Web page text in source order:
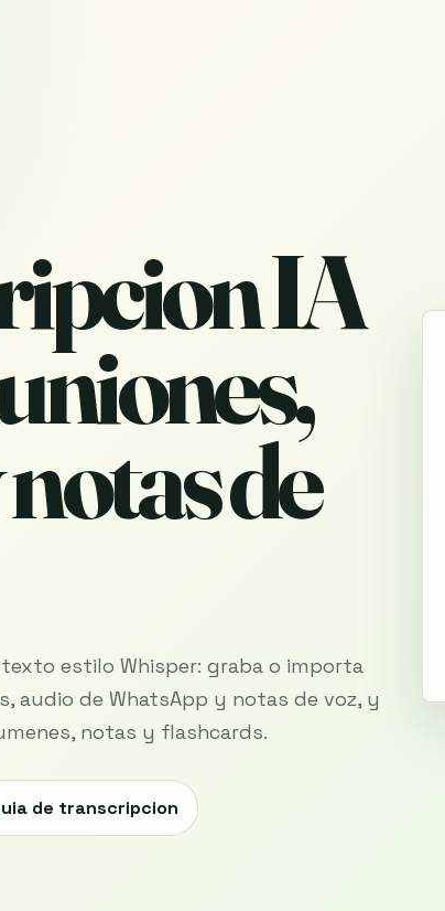
IA
de
estilo Whisper: graba o importa
audio de WhatsApp y notas de voz, y
notas y flashcards.
de transcripcion